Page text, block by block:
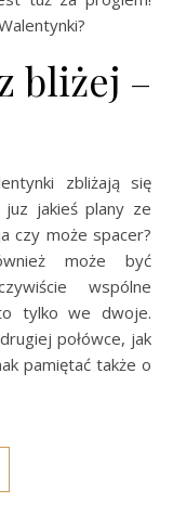
bliżej –
zbliżają się
jakieś plany ze
czy może spacer?
może być
wspólne
tylko we dwoje.
połówce, jak
pamiętać także o